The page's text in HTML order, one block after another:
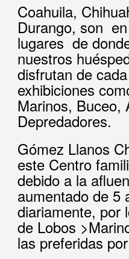
Coahuila,
Durango, son
lugares de
nuestros
disfrutan de
exhibiciones
Marinos, Buceo,
Depredadores.
Gómez Llanos
este Centro
debido a la
aumentado de 5
diariamente, por
de Lobos
las preferidas